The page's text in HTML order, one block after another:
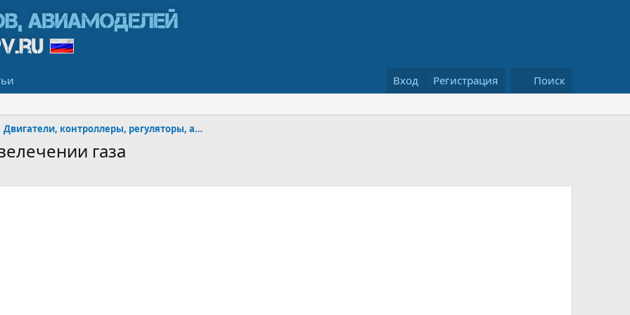
Вход Регистрация Поиск
Двигатели, контроллеры, регуляторы, аккумуляторы
газа